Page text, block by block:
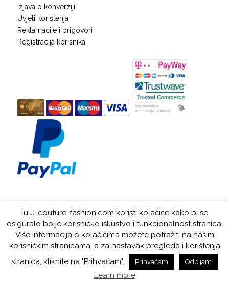
Izjava o konverziji
Uvjeti korištenja
Reklamacije i prigovori
Registracija korisnika
LuLu Couture © 2019. All rights reserved. Web by: Kuhada -
powered by
Politika privatnosti
Politika kolačića Opći Uvjeti
Lista Trgovina
lulu-couture-fashion.com koristi kolačiće kako bi se
osiguralo bolje korisničko iskustvo i funkcionalnost stranica.
Više informacija o kolačićima možete potražiti na našim
korisničkim stranicama, a za nastavak pregleda i korištenja
stranica, kliknite na "Prihvaćam".
Prihvaćam Odbijam
Learn more